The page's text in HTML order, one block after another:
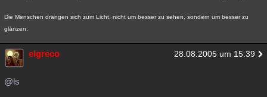
Die Menschen drängen sich zum Licht, nicht um besser zu sehen, sondern um besser zu
glänzen.
elgreco 28.08.2005 um 15:39
@ls